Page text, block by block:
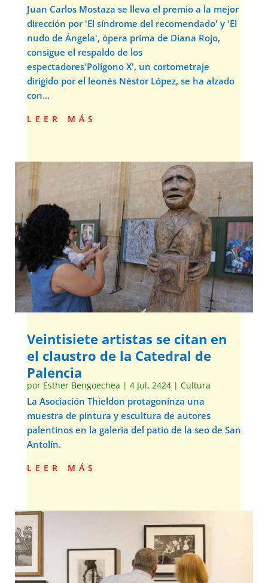
Juan Carlos Mostaza se lleva el premio a la mejor
dirección por 'El síndrome del recomendado' y 'El
nudo de Ángela', ópera prima de Diana Rojo,
consigue el respaldo de los
espectadores'Polígono X', un cortometraje
dirigido por el leonés Néstor López, se ha alzado
con...
leer más
Veintisiete artistas se citan en
el claustro de la Catedral de
Palencia
por Esther Bengoechea | 4 Jul, 2424| Cultura
La Asociación Thieldon protagoninza una
muestra de pintura y escultura de autores
palentinos en la galería del patio de la seo de San
Antolín.
leer más